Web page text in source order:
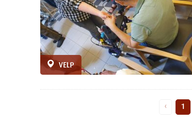
VELP
‹ 1